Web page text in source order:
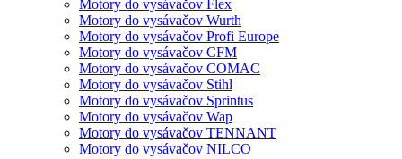
Motory do vysávačov Flex
Motory do vysávačov Wurth
Motory do vysávačov Profi Europe
Motory do vysávačov CFM
Motory do vysávačov COMAC
Motory do vysávačov Stihl
Motory do vysávačov Sprintus
Motory do vysávačov Wap
Motory do vysávačov TENNANT
Motory do vysávačov NILCO